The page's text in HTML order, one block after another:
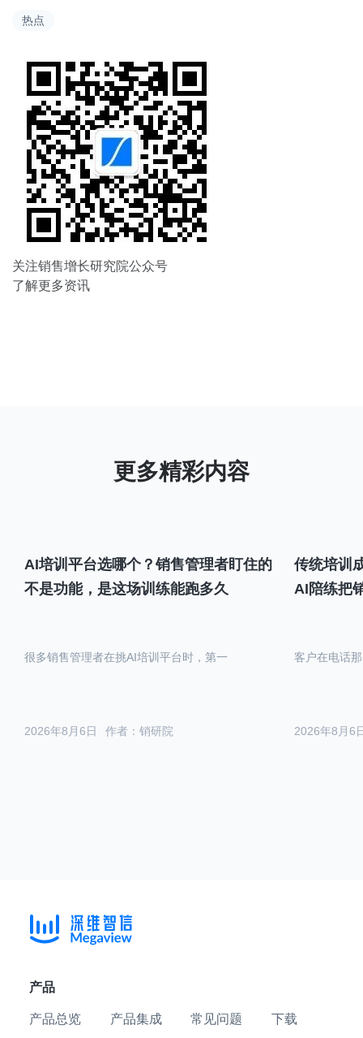
热点
关注销售增长研究院公众号
了解更多资讯
AI培训平台选哪个？销售管理者盯住的
不是功能，是这场训练能跑多久
作者：销研院
2026年8月6日
很多销售管理者在挑AI培训平台时，第一
传统培训
AI陪练把
2026年8月6
客户在电话
产品
产品总览 产品集成 常见问题 下载